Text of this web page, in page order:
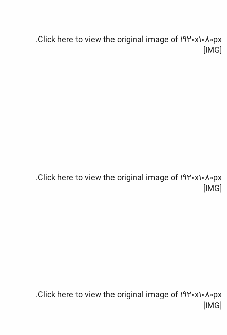
Click here to view the original image of 1920x1080px.
[IMG]
Click here to view the original image of 1920x1080px.
[IMG]
Click here to view the original image of 1920x1080px.
[IMG]